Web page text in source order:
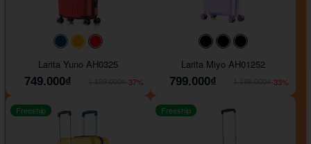
#093f69#ffa500
Larita Yuno AH0325
749.000₫
-37%
#000000#000000
Larita Miyo AH01252
799.000₫
-33%
Freeship Freeship